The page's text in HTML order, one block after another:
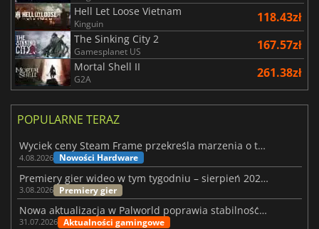
Hell Let Loose Vietnam
Kinguin 118.43zł
The Sinking City 2
Gamesplanet US 167.57zł
Mortal Shell II
G2A 261.38zł
POPULARNE TERAZ
Wyciek ceny Steam Frame przekreśla marzenia o tanim zestawie VR
4.08.2026 Nowości Hardware
Premiery gier wideo w tym tygodniu – sierpień 2026 r. (32. tydzień)
3.08.2026 Premiery gier
Nowa aktualizacja w Palworld poprawia stabilność Sunreach i walk z bossami
31.07.2026 Aktualności gamingowe